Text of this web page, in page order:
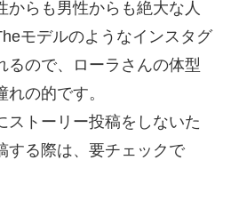
からも男性からも絶大な人
モデルのようなインスタグ
るので、ローラさんの体型
の的です。
ストーリー投稿をしないた
する際は、要チェックで